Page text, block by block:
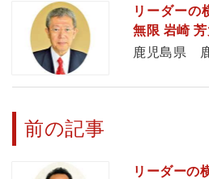
リーダーの
無限 岩崎
鹿児島県
前の記事
リーダーの